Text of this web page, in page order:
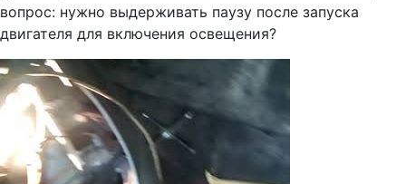
вопрос: нужно выдерживать паузу после запуска
двигателя для включения освещения?